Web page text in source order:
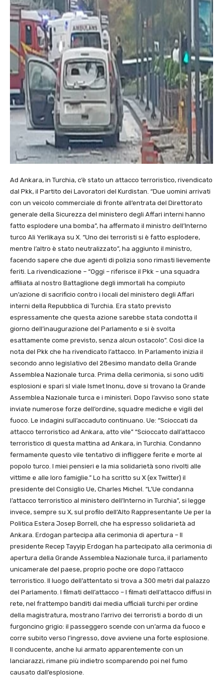
Ad Ankara, in Turchia, c’è stato un attacco terroristico, rivendicato
dal Pkk, il Partito dei Lavoratori del Kurdistan. “Due uomini arrivati
con un veicolo commerciale di fronte all’entrata del Direttorato
generale della Sicurezza del ministero degli Affari interni hanno
fatto esplodere una bomba”, ha affermato il ministro dell’Interno
turco Ali Yerlikaya su X. “Uno dei terroristi si è fatto esplodere,
mentre l’altro è stato neutralizzato”, ha aggiunto il ministro,
facendo sapere che due agenti di polizia sono rimasti lievemente
feriti. La rivendicazione – “Oggi – riferisce il Pkk – una squadra
affiliata al nostro Battaglione degli immortali ha compiuto
un’azione di sacrificio contro i locali del ministero degli Affari
interni della Repubblica di Turchia. Era stato previsto
espressamente che questa azione sarebbe stata condotta il
giorno dell’inaugurazione del Parlamento e si è svolta
esattamente come previsto, senza alcun ostacolo”. Così dice la
nota del Pkk che ha rivendicato l’attacco. In Parlamento inizia il
secondo anno legislativo del 28esimo mandato della Grande
Assemblea Nazionale turca. Prima della cerimonia, si sono uditi
esplosioni e spari sl viale Ismet Inonu, dove si trovano la Grande
Assemblea Nazionale turca e i ministeri. Dopo l’avviso sono state
inviate numerose forze dell’ordine, squadre mediche e vigili del
fuoco. Le indagini sull’accaduto continuano. Ue: “Scioccati da
attacco terroristico ad Ankara, atto vile” “Scioccato dall’attacco
terroristico di questa mattina ad Ankara, in Turchia. Condanno
fermamente questo vile tentativo di infliggere ferite e morte al
popolo turco. I miei pensieri e la mia solidarietà sono rivolti alle
vittime e alle loro famiglie.” Lo ha scritto su X (ex Twitter) il
presidente del Consiglio Ue, Charles Michel. “L’Ue condanna
l’attacco terroristico al ministero dell’Interno in Turchia”, si legge
invece, sempre su X, sul profilo dell’Alto Rappresentante Ue per la
Politica Estera Josep Borrell, che ha espresso solidarietà ad
Ankara. Erdogan partecipa alla cerimonia di apertura – Il
presidente Recep Tayyip Erdogan ha partecipato alla cerimonia di
apertura della Grande Assemblea Nazionale turca, il parlamento
unicamerale del paese, proprio poche ore dopo l’attacco
terroristico. Il luogo dell’attentato si trova a 300 metri dal palazzo
del Parlamento. I filmati dell’attacco – I filmati dell’attacco diffusi in
rete, nel frattempo banditi dai media ufficiali turchi per ordine
della magistratura, mostrano l’arrivo dei terroristi a bordo di un
furgoncino grigio: il passeggero scende con un’arma da fuoco e
corre subito verso l’ingresso, dove avviene una forte esplosione.
Il conducente, anche lui armato apparentemente con un
lanciarazzi, rimane più indietro scomparendo poi nel fumo
causato dall’esplosione.